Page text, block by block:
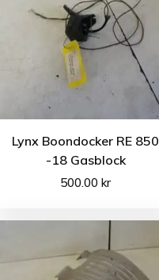
Lynx Boondocker RE 850
-18 Gasblock
500.00kr